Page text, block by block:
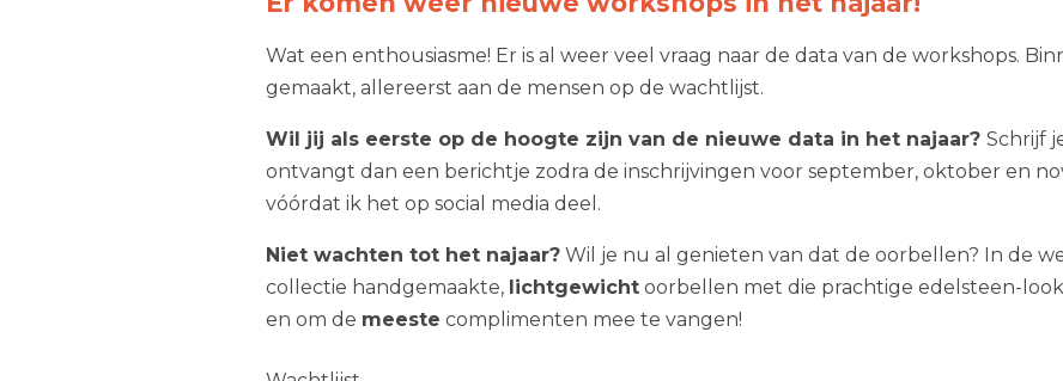
Wat een enthousiasme! Er is al weer veel vraag naar de data van de workshops.
gemaakt, allereerst aan de mensen op de wachtlijst.
Wil jij als eerste op de hoogte zijn van de nieuwe data in het najaar? Schrijf
ontvangt dan een berichtje zodra de inschrijvingen voor september, oktober en
vóórdat ik het op social media deel.
Niet wachten tot het najaar? Wil je nu al genieten van dat de oorbellen? In de
collectie handgemaakte, lichtgewicht oorbellen met die prachtige edelsteen-
en om de meeste complimenten mee te vangen!